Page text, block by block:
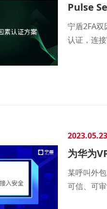
Pulse
宁盾2FA
认证，连接
2023.05.23
为华为
某呼叫外
可信、可审